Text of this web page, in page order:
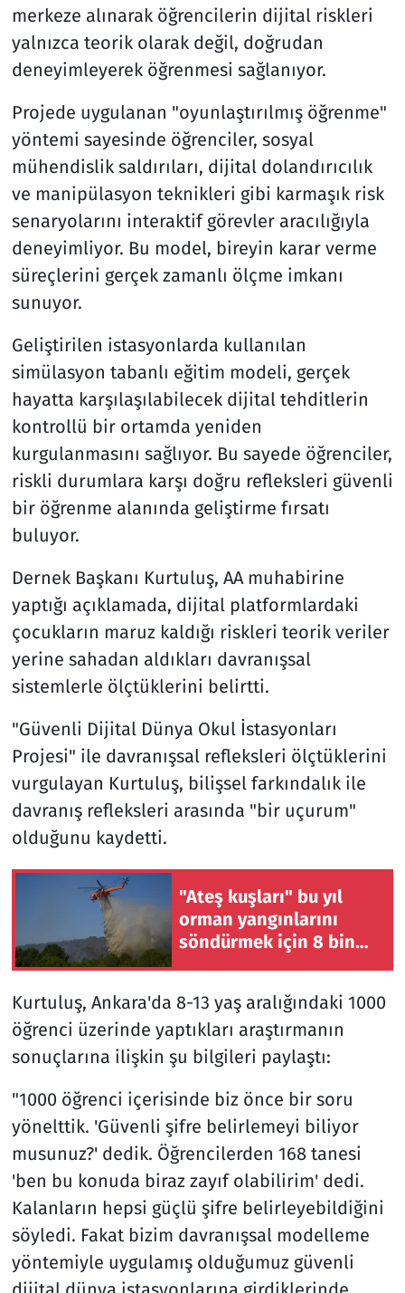
merkeze alınarak öğrencilerin dijital riskleri
yalnızca teorik olarak değil, doğrudan
deneyimleyerek öğrenmesi sağlanıyor.
Projede uygulanan "oyunlaştırılmış öğrenme"
yöntemi sayesinde öğrenciler, sosyal
mühendislik saldırıları, dijital dolandırıcılık
ve manipülasyon teknikleri gibi karmaşık risk
senaryolarını interaktif görevler aracılığıyla
deneyimliyor. Bu model, bireyin karar verme
süreçlerini gerçek zamanlı ölçme imkanı
sunuyor.
Geliştirilen istasyonlarda kullanılan
simülasyon tabanlı eğitim modeli, gerçek
hayatta karşılaşılabilecek dijital tehditlerin
kontrollü bir ortamda yeniden
kurgulanmasını sağlıyor. Bu sayede öğrenciler,
riskli durumlara karşı doğru refleksleri güvenli
bir öğrenme alanında geliştirme fırsatı
buluyor.
Dernek Başkanı Kurtuluş, AA muhabirine
yaptığı açıklamada, dijital platformlardaki
çocukların maruz kaldığı riskleri teorik veriler
yerine sahadan aldıkları davranışsal
sistemlerle ölçtüklerini belirtti.
"Güvenli Dijital Dünya Okul İstasyonları
Projesi" ile davranışsal refleksleri ölçtüklerini
vurgulayan Kurtuluş, bilişsel farkındalık ile
davranış refleksleri arasında "bir uçurum"
olduğunu kaydetti.
"Ateş kuşları" bu yıl
orman yangınlarını
söndürmek için 8 bin
Kurtuluş, Ankara'da 8-13 yaş aralığındaki 1000
öğrenci üzerinde yaptıkları araştırmanın
sonuçlarına ilişkin şu bilgileri paylaştı:
"1000 öğrenci içerisinde biz önce bir soru
yönelttik. 'Güvenli şifre belirlemeyi biliyor
musunuz?' dedik. Öğrencilerden 168 tanesi
'ben bu konuda biraz zayıf olabilirim' dedi.
Kalanların hepsi güçlü şifre belirleyebildiğini
söyledi. Fakat bizim davranışsal modelleme
yöntemiyle uygulamış olduğumuz güvenli
Televizyon